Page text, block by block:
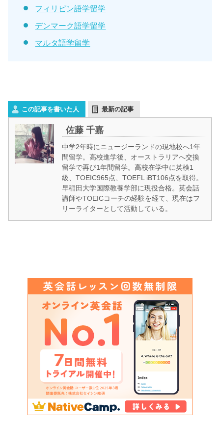
フィリピン語学留学
デンマーク語学留学
マルタ語学留学
この記事を書いた人 最新の記事
佐藤 千嘉
中学2年時にニュージーランドの現地校へ1年
間留学。高校進学後、オーストラリアへ交換
留学で再び1年間留学。高校在学中に英検1
級、TOEIC965点、TOEFL iBT106点を取得。
早稲田大学国際教養学部に現役合格。英会話
講師やTOEICコーチの経験を経て、現在はフ
リーライターとして活動している。